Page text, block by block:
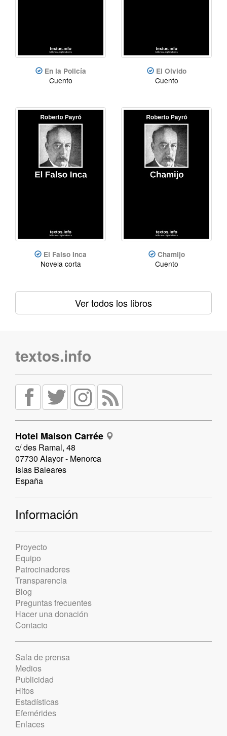
En la Policía
Cuento
El Olvido
Cuento
El Falso Inca
Novela corta
Chamijo
Cuento
Ver todos los libros
textos.info
Hotel Maison Carrée
c/ des Ramal, 48
07730 Alayor - Menorca
Islas Baleares
España
Información
Proyecto
Equipo
Patrocinadores
Transparencia
Blog
Preguntas frecuentes
Hacer una donación
Contacto
Sala de prensa
Medios
Publicidad
Hitos
Estadísticas
Efemérides
Enlaces